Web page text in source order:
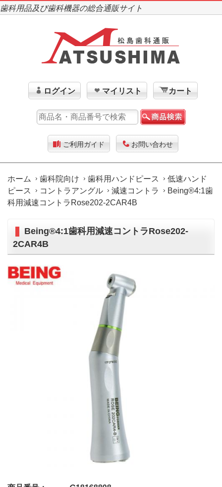
歯科用品及び歯科機器の総合通販サイト
ログイン マイリスト カート
ご利用ガイド お問い合わせ
ホーム 歯科院向け 歯科用ハンドピース
低速ハンド
ピース
コントラアングル 減速コントラ
Being®4:1歯
科用減速コントラRose202-2CAR4B
Being®4:1歯科用減速コントラRose202-
2CAR4B